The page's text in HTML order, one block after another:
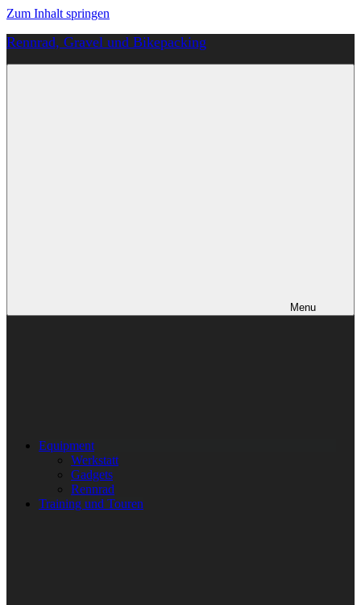
Zum Inhalt springen
Rennrad, Gravel und Bikepacking
Menu
Equipment
Werkstatt
Gadgets
Rennrad
Training und Touren